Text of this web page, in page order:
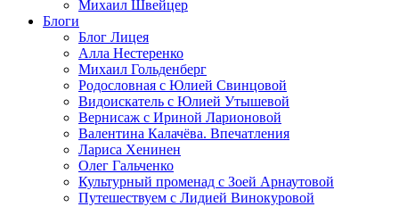
Михаил Швейцер
Блоги
Блог Лицея
Алла Нестеренко
Михаил Гольденберг
Родословная с Юлией Свинцовой
Видоискатель с Юлией Утышевой
Вернисаж с Ириной Ларионовой
Валентина Калачёва. Впечатления
Лариса Хенинен
Олег Гальченко
Культурный променад с Зоей Арнаутовой
Путешествуем с Лидией Винокуровой